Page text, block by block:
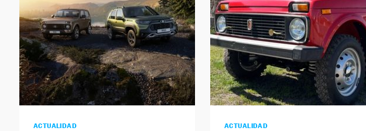
ACTUALIDAD ACTUALIDAD